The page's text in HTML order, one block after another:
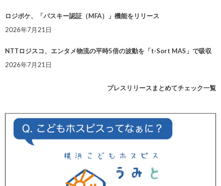
ロジポケ、「パスキー認証（MFA）」機能をリリース
2026年7月21日
NTTロジスコ、エンタメ物流の平時5倍の波動を「t-Sort MAS」で吸収
2026年7月21日
プレスリリースまとめてチェック一覧